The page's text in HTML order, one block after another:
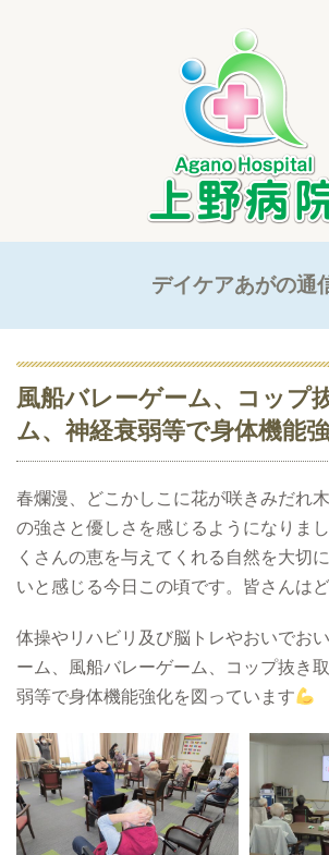
デイケアあがの通
風船バレーゲーム、コップ
ム、神経衰弱等で身体機能
春爛漫、どこかしこに花が咲きみだれ
の強さと優しさを感じるようになりま
くさんの恵を与えてくれる自然を大切
いと感じる今日この頃です。皆さんはど
体操やリハビリ及び脳トレやおいでお
ーム、風船バレーゲーム、コップ抜き
弱等で身体機能強化を図っています